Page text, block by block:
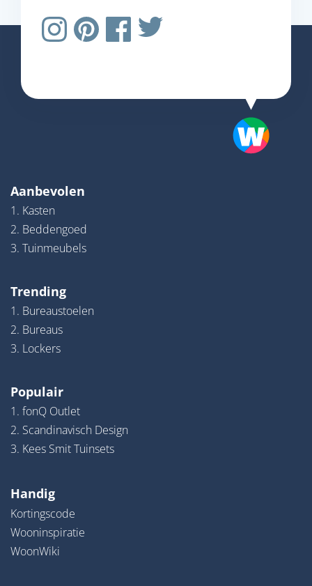
Aanbevolen
1. Kasten
2. Beddengoed
3. Tuinmeubels
Trending
1. Bureaustoelen
2. Bureaus
3. Lockers
Populair
1. fonQ Outlet
2. Scandinavisch Design
3. Kees Smit Tuinsets
Handig
Kortingscode
Wooninspiratie
WoonWiki